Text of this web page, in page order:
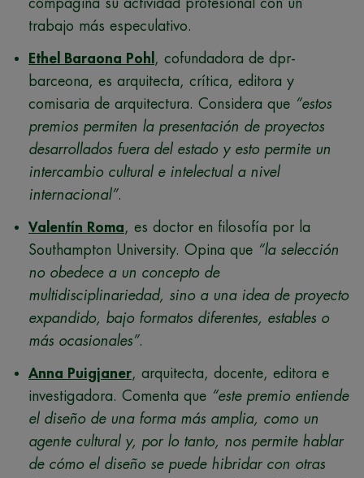
compagina su actividad profesional con un
trabajo más especulativo.
Ethel Baraona Pohl , cofundadora de dpr-
barceona, es arquitecta, crítica, editora y
comisaria de arquitectura. Considera que “estos
premios permiten la presentación de proyectos
desarrollados fuera del estado y esto permite un
intercambio cultural e intelectual a nivel
internacional”.
Valentín Roma, es doctor en filosofía por la
Southampton University. Opina que “la selección
no obedece a un concepto de
multidisciplinariedad, sino a una idea de proyecto
expandido, bajo formatos diferentes, estables o
más ocasionales”.
Anna Puigjaner, arquitecta, docente, editora e
investigadora. Comenta que “este premio entiende
el diseño de una forma más amplia, como un
agente cultural y, por lo tanto, nos permite hablar
de cómo el diseño se puede hibridar con otras